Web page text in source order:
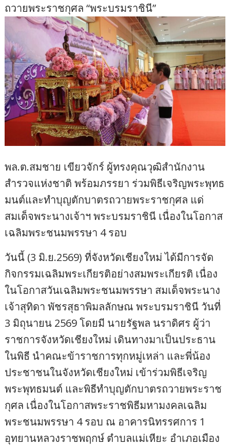
ถวายพระราชกุศล “พระบรมราชินี”
พล.ต.สมชาย เขียวจักร์ ผู้ทรงคุณวุฒิสำนักงาน
สำรวจแห่งชาติ พร้อมภรรยา ร่วมพิธีเจริญพระพุทธ
มนต์และทำบุญตักบาตรถวายพระราชกุศล แด่
สมเด็จพระนางเจ้าฯ พระบรมราชินี เนื่องในโอกาส
เฉลิมพระชนมพรรษา 4 รอบ
วันนี้ (3 มิ.ย.2569) ที่จังหวัดเชียงใหม่ ได้มีการจัด
กิจกรรมเฉลิมพระเกียรติอย่างสมพระเกียรติ เนื่อง
ในโอกาสวันเฉลิมพระชนมพรรษา สมเด็จพระนาง
เจ้าสุทิดา พัชรสุธาพิมลลักษณ พระบรมราชินี วันที่
3 มิถุนายน 2569 โดยมี นายรัฐพล นราดิศร ผู้ว่า
ราชการจังหวัดเชียงใหม่ เดินทางมาเป็นประธาน
ในพิธี นำคณะข้าราชการทุกหมู่เหล่า และพี่น้อง
ประชาชนในจังหวัดเชียงใหม่ เข้าร่วมพิธีเจริญ
พระพุทธมนต์ และพิธีทำบุญตักบาตรถวายพระราช
กุศล เนื่องในโอกาสพระราชพิธีมหามงคลเฉลิม
พระชนมพรรษา 4 รอบ ณ อาคารนิทรรศการ 1
อุทยานหลวงราชพฤกษ์ ตำบลแม่เหียะ อำเภอเมือง